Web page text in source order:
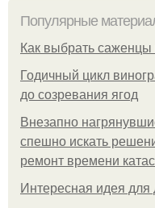
Популярные
Как выбрать саженцы
Годичный цикл
до созревания ягод
Внезапно
спешно искать
ремонт времени
Интересная идея для